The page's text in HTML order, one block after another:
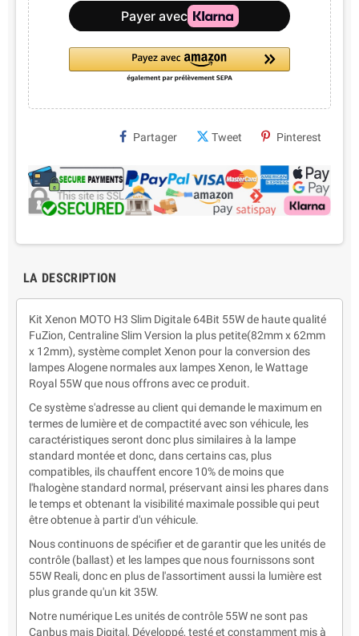
Partager Tweet Pinterest
LA DESCRIPTION
Kit Xenon MOTO H3 Slim Digitale 64Bit 55W de haute qualité
FuZion, Centraline Slim Version la plus petite(82mm x 62mm
x 12mm), système complet Xenon pour la conversion des
lampes Alogene normales aux lampes Xenon, le Wattage
Royal 55W que nous offrons avec ce produit.
Ce système s'adresse au client qui demande le maximum en
termes de lumière et de compactité avec son véhicule, les
caractéristiques seront donc plus similaires à la lampe
standard montée et donc, dans certains cas, plus
compatibles, ils chauffent encore 10% de moins que
l'halogène standard normal, préservant ainsi les phares dans
le temps et obtenant la visibilité maximale possible qui peut
être obtenue à partir d'un véhicule.
Nous continuons de spécifier et de garantir que les unités de
contrôle (ballast) et les lampes que nous fournissons sont
55W Reali, donc en plus de l'assortiment aussi la lumière est
plus grande qu'un kit 35W.
Notre numérique Les unités de contrôle 55W ne sont pas
Canbus mais Digital, Développé, testé et constamment mis à